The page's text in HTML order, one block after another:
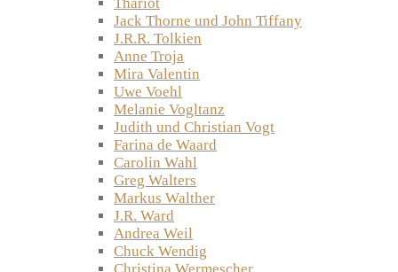
Jack Thorne und John Tiffany
J.R.R. Tolkien
Anne Troja
Mira Valentin
Uwe Voehl
Melanie Vogltanz
Judith und Christian Vogt
Farina de Waard
Carolin Wahl
Greg Walters
Markus Walther
J.R. Ward
Andrea Weil
Chuck Wendig